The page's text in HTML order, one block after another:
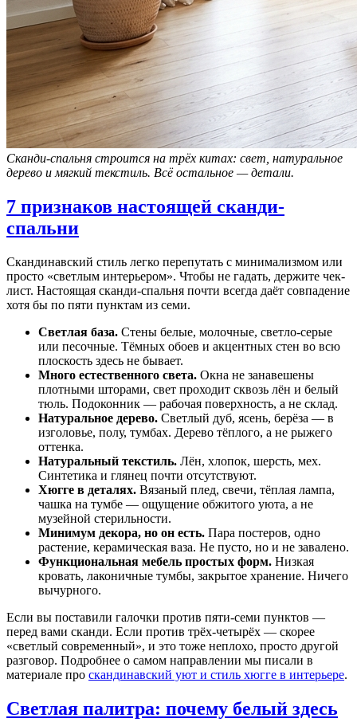
Сканди-спальня строится на трёх китах: свет, натуральное
дерево и мягкий текстиль. Всё остальное — детали.
7 признаков настоящей сканди-
спальни
Скандинавский стиль легко перепутать с минимализмом или
просто «светлым интерьером». Чтобы не гадать, держите чек-
лист. Настоящая сканди-спальня почти всегда даёт совпадение
хотя бы по пяти пунктам из семи.
Светлая база. Стены белые, молочные, светло-серые
или песочные. Тёмных обоев и акцентных стен во всю
плоскость здесь не бывает.
Много естественного света. Окна не занавешены
плотными шторами, свет проходит сквозь лён и белый
тюль. Подоконник — рабочая поверхность, а не склад.
Натуральное дерево. Светлый дуб, ясень, берёза — в
изголовье, полу, тумбах. Дерево тёплого, а не рыжего
оттенка.
Натуральный текстиль. Лён, хлопок, шерсть, мех.
Синтетика и глянец почти отсутствуют.
Хюгге в деталях. Вязаный плед, свечи, тёплая лампа,
чашка на тумбе — ощущение обжитого уюта, а не
музейной стерильности.
Минимум декора, но он есть. Пара постеров, одно
растение, керамическая ваза. Не пусто, но и не завалено.
Функциональная мебель простых форм. Низкая
кровать, лаконичные тумбы, закрытое хранение. Ничего
вычурного.
Если вы поставили галочки против пяти-семи пунктов —
перед вами сканди. Если против трёх-четырёх — скорее
«светлый современный», и это тоже неплохо, просто другой
разговор. Подробнее о самом направлении мы писали в
материале про скандинавский уют и стиль хюгге в интерьере.
Светлая палитра: почему белый здесь